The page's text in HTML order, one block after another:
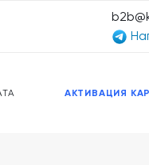
АКТИВАЦИЯ